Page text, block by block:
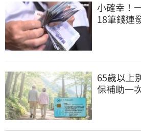
小確幸！
18筆錢連
65歲以上
保補助一